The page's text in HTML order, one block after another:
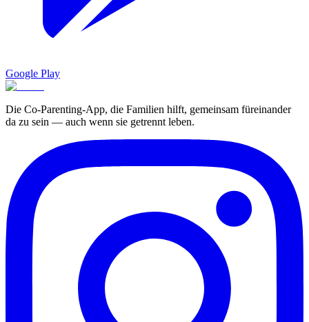
Google Play
Die Co-Parenting-App, die Familien hilft, gemeinsam füreinander
da zu sein — auch wenn sie getrennt leben.